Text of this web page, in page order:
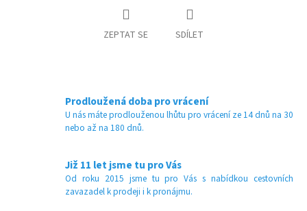
ZEPTAT SE SDÍLET
Prodloužená doba pro vrácení
U nás máte prodlouženou lhůtu pro vrácení ze 14 dnů na 30
nebo až na 180 dnů.
Již 11 let jsme tu pro Vás
Od roku 2015 jsme tu pro Vás s nabídkou cestovních
zavazadel k prodeji i k pronájmu.